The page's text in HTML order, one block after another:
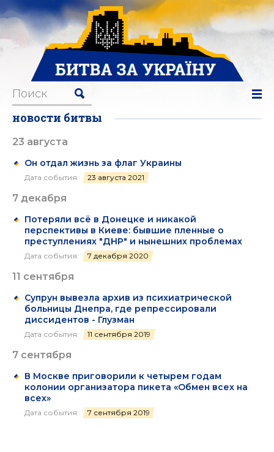
новости битвы
23 августа
Он отдал жизнь за флаг Украины
Дата события: 23 августа 2021
7 декабря
Потеряли всё в Донецке и никакой
перспективы в Киеве: бывшие пленные о
преступлениях "ДНР" и нынешних проблемах
Дата события: 7 декабря 2020
11 сентября
Супрун вывезла архив из психиатрической
больницы Днепра, где репрессировали
диссидентов - Глузман
Дата события: 11 сентября 2019
7 сентября
В Москве приговорили к четырем годам
колонии организатора пикета «Обмен всех на
всех»
Дата события: 7 сентября 2019